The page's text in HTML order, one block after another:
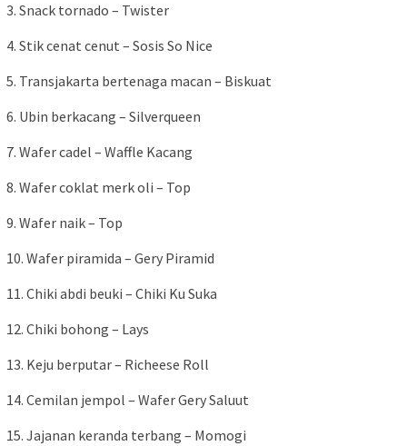
3. Snack tornado – Twister
4. Stik cenat cenut – Sosis So Nice
5. Transjakarta bertenaga macan – Biskuat
6. Ubin berkacang – Silverqueen
7. Wafer cadel – Waffle Kacang
8. Wafer coklat merk oli – Top
9. Wafer naik – Top
10. Wafer piramida – Gery Piramid
11. Chiki abdi beuki – Chiki Ku Suka
12. Chiki bohong – Lays
13. Keju berputar – Richeese Roll
14. Cemilan jempol – Wafer Gery Saluut
15. Jajanan keranda terbang – Momogi